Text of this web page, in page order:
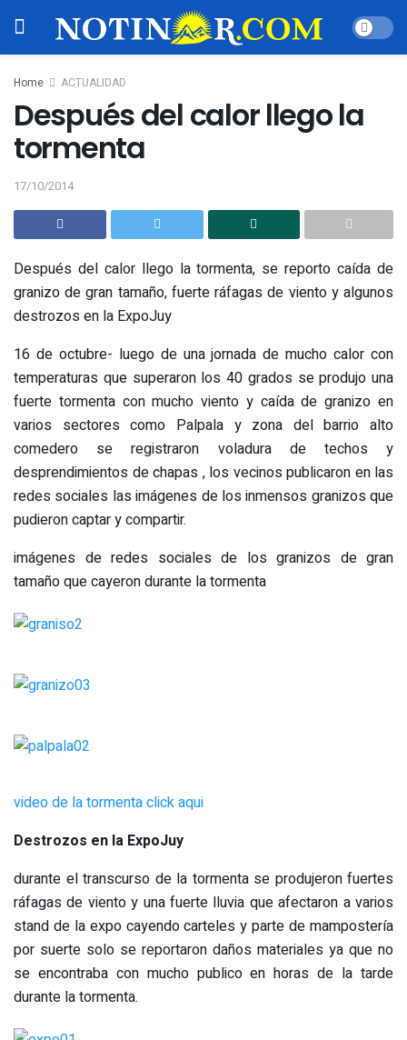
Home ACTUALIDAD
Después del calor llego la
tormenta
17/10/2014
Después del calor llego la tormenta, se reporto caída de
granizo de gran tamaño, fuerte ráfagas de viento y algunos
destrozos en la ExpoJuy
16 de octubre- luego de una jornada de mucho calor con
temperaturas que superaron los 40 grados se produjo una
fuerte tormenta con mucho viento y caída de granizo en
varios sectores como Palpala y zona del barrio alto
comedero se registraron voladura de techos y
desprendimientos de chapas , los vecinos publicaron en las
redes sociales las imágenes de los inmensos granizos que
pudieron captar y compartir.
imágenes de redes sociales de los granizos de gran
tamaño que cayeron durante la tormenta
video de la tormenta click aqui
Destrozos en la ExpoJuy
durante el transcurso de la tormenta se produjeron fuertes
ráfagas de viento y una fuerte lluvia que afectaron a varios
stand de la expo cayendo carteles y parte de mampostería
por suerte solo se reportaron daños materiales ya que no
se encontraba con mucho publico en horas de la tarde
durante la tormenta.